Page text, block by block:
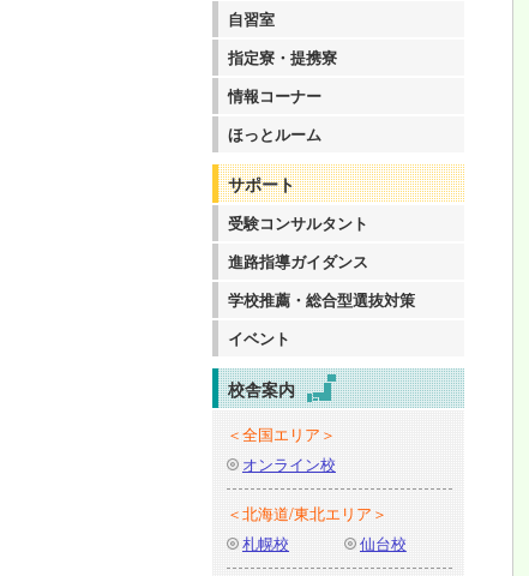
自習室
指定寮・提携寮
情報コーナー
ほっとルーム
サポート
受験コンサルタント
進路指導ガイダンス
学校推薦・総合型選抜対策
イベント
校舎案内
＜全国エリア＞
オンライン校
＜北海道/東北エリア＞
札幌校
仙台校